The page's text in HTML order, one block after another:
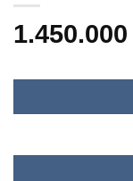
1.450.000